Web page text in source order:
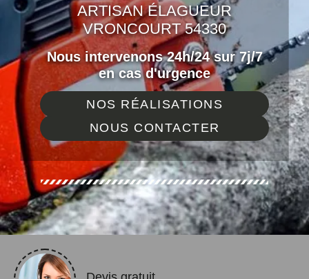
ARTISAN ÉLAGUEUR
VRONCOURT 54330
Nous intervenons 24h/24 sur 7j/7
en cas d'urgence
NOS RÉALISATIONS
NOUS CONTACTER